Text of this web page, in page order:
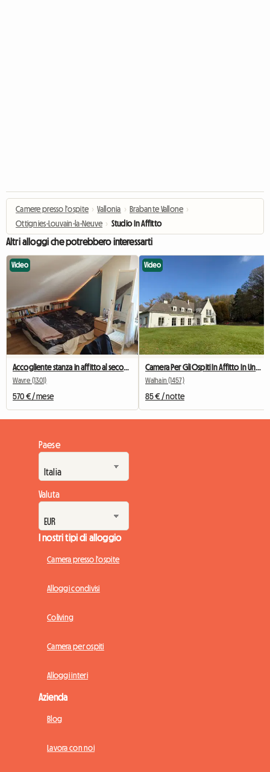
Camere presso l'ospite › Vallonia › Brabante Vallone ›
Ottignies-Louvain-la-Neuve › Studio In Affitto
Altri alloggi che potrebbero interessarti
Video
Accogliente stanza in affitto al secondo piano di una casa
Wavre (1301)
570 € / mese
Video
Walhain (1457)
85 € / notte
Paese
Valuta
I nostri tipi di alloggio
Camera presso l'ospite
Alloggi condivisi
Coliving
Camera per ospiti
Alloggi interi
Azienda
Blog
Lavora con noi